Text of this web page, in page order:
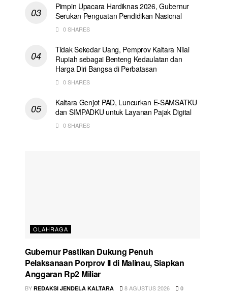
Pimpin Upacara Hardiknas 2026, Gubernur
Serukan Penguatan Pendidikan Nasional
0 SHARES
Tidak Sekedar Uang, Pemprov Kaltara Nilai
Rupiah sebagai Benteng Kedaulatan dan
Harga Diri Bangsa di Perbatasan
0 SHARES
Kaltara Genjot PAD, Luncurkan E-SAMSATKU
dan SIMPADKU untuk Layanan Pajak Digital
0 SHARES
OLAHRAGA
Gubernur Pastikan Dukung Penuh
Pelaksanaan Porprov II di Malinau, Siapkan
Anggaran Rp2 Miliar
BY REDAKSI JENDELA KALTARA 8 AGUSTUS 2026 0